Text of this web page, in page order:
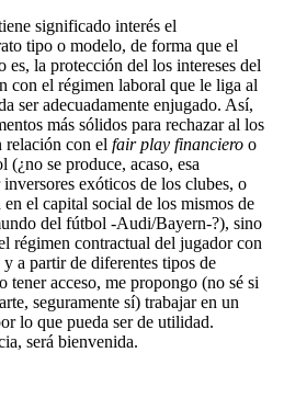
significado interés el
tipo o modelo, de forma que el
es, la protección del los intereses del
con el régimen laboral que le liga al
ser adecuadamente enjugado. Así,
más sólidos para rechazar al los
relación con el fair play financieroo
se produce, acaso, esa
exóticos de los clubes, o
el capital social de los mismos de
del fútbol -Audi/Bayern-?), sino
régimen contractual del jugador con
a partir de diferentes tipos de
tener acceso, me propongo (no sé si
seguramente sí) trabajar en un
lo que pueda ser de utilidad.
será bienvenida.